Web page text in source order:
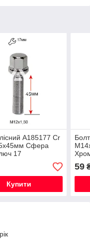
A185177 Cr
Сфера
17
Купити
59